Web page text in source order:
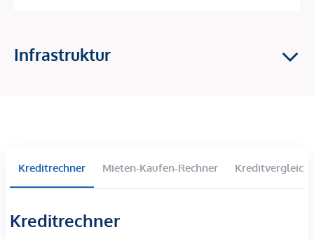
Grünanlagen und Spielplatz im Innenhof
Ideal für langfristige Mieteinnahmen und
Wertsteigerungspotenzial
Setzen Sie auf ein Investment, das durch Standortqualität,
Flexibilität und Zukunftssicherheit überzeugt – Ihre
Infrastruktur
Kreditrechner Mieten-Kaufen-Rechner Kreditvergleich
Kreditrechner